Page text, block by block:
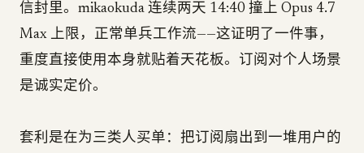
信封里。mikaokuda 连续两天 14:40 撞上 Opus 4.7
Max 上限，正常单兵工作流——这证明了一件事，
重度直接使用本身就贴着天花板。订阅对个人场景
是诚实定价。
套利是在为三类人买单：把订阅扇出到一堆用户的